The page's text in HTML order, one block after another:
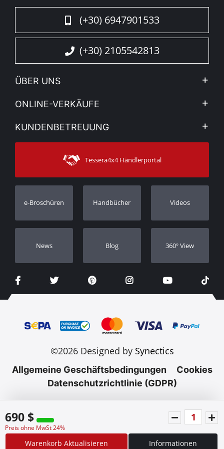
Sicherheit und Raffinesse für Ihren 4x4.
690 $
Preis ohne MwSt 24%
Warenkorb Aktualisieren Informationen
(+30) 6947901533
(+30) 2105542813
ÜBER UNS
Firma
Sehen Sie unsere Nachrichten
Sitemap
ONLINE-VERKÄUFE
Mein Konto
Versandarten
KUNDENBETREUUNG
Kontakt
Kundendienst
Bestellung verfolgen
Händler
Tessera4x4 Händlerportal
e-Broschüren Handbücher Videos
Νews Blog 360º View
©2026 Designed by Synectics
Allgemeine Geschäftsbedingungen
Cookies
Datenschutzrichtlinie (GDPR)